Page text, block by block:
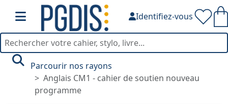
Identifiez-vous
Parcourir nos rayons
Anglais CM1 - cahier de soutien nouveau
programme